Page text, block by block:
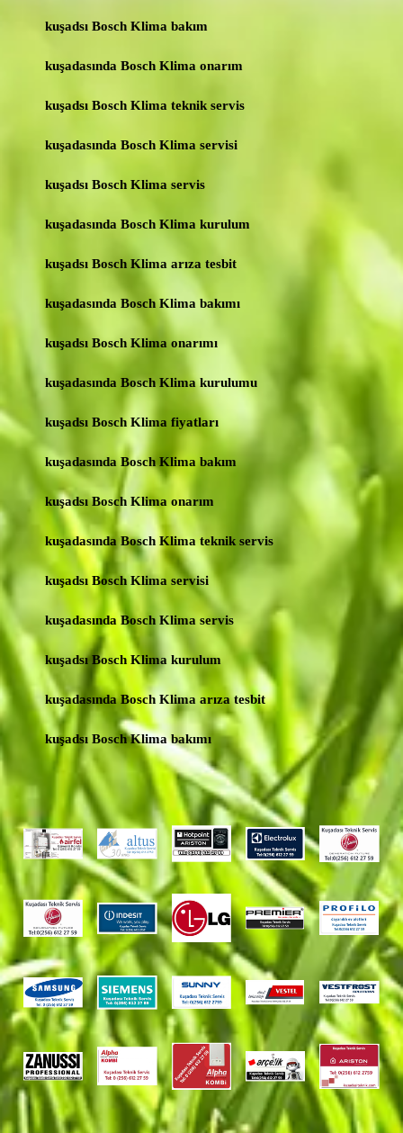
kuşadsı Bosch Klima bakım
kuşadasında Bosch Klima onarım
kuşadsı Bosch Klima teknik servis
kuşadasında Bosch Klima servisi
kuşadsı Bosch Klima servis
kuşadasında Bosch Klima kurulum
kuşadsı Bosch Klima arıza tesbit
kuşadasında Bosch Klima bakımı
kuşadsı Bosch Klima onarımı
kuşadasında Bosch Klima kurulumu
kuşadsı Bosch Klima fiyatları
kuşadasında Bosch Klima bakım
kuşadsı Bosch Klima onarım
kuşadasında Bosch Klima teknik servis
kuşadsı Bosch Klima servisi
kuşadasında Bosch Klima servis
kuşadsı Bosch Klima kurulum
kuşadasında Bosch Klima arıza tesbit
kuşadsı Bosch Klima bakımı